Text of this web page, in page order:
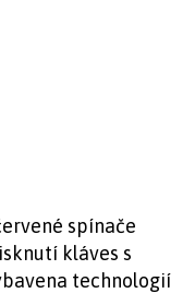
spínače
kláves s
technologií